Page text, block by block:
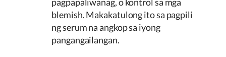
blemish. Makakatulong ito sa pagpili
ng serum na angkop sa iyong
pangangailangan.